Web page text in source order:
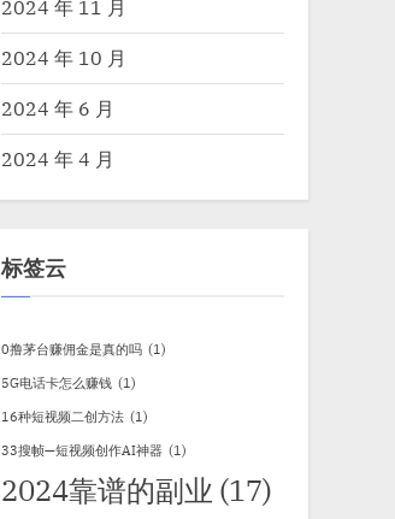
2024 年 11 月
2024 年 10 月
2024 年 6 月
2024 年 4 月
标签云
0撸茅台赚佣金是真的吗 (1)
5G电话卡怎么赚钱 (1)
16种短视频二创方法 (1)
33搜帧—短视频创作AI神器 (1)
2024靠谱的副业 (17)